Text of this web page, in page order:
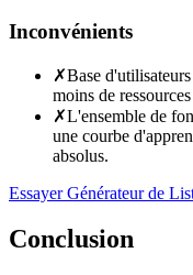
Inconvénients
✗Base
moins de
✗L'ensemble de
une courbe
absolus.
Essayer Générateur de
Conclusion